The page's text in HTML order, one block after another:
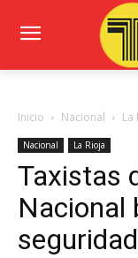
Inicio Nacional La
Nacional La Rioja
Taxistas
Nacional